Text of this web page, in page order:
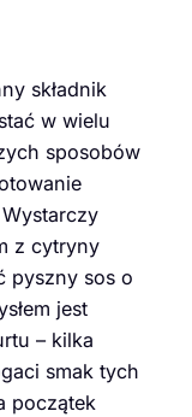
składnik
w wielu
sposobów
z cytryny
pyszny sos o
jest
– kilka
smak tych
początek